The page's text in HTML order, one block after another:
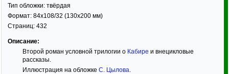
Тип обложки: твёрдая
Формат: 84x108/32 (130x200 мм)
Страниц: 432
Описание:
Второй роман условной трилогии о Кабире и внецикловые
рассказы.
Иллюстрация на обложке С. Цылова.